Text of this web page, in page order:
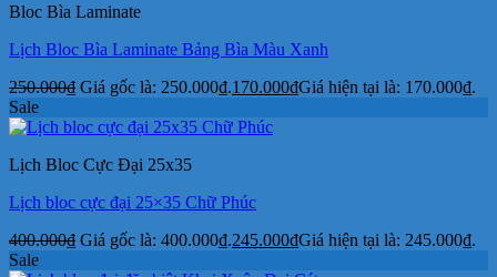
Bloc Bìa Laminate
Lịch Bloc Bìa Laminate Bảng Bìa Màu Xanh
250.000₫ Giá gốc là: 250.000₫.170.000₫Giá hiện tại là: 170.000₫.
Sale
Lịch Bloc Cực Đại 25x35
Lịch bloc cực đại 25×35 Chữ Phúc
400.000₫ Giá gốc là: 400.000₫.245.000₫Giá hiện tại là: 245.000₫.
Sale